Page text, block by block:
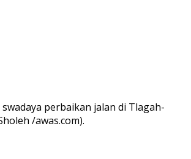
perbaikan jalan di Tlagah-
/awas.com).